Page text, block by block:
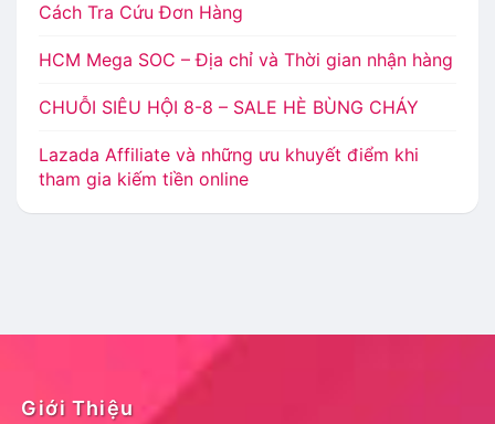
Cách Tra Cứu Đơn Hàng
HCM Mega SOC – Địa chỉ và Thời gian nhận hàng
CHUỖI SIÊU HỘI 8-8 – SALE HÈ BÙNG CHÁY
Lazada Affiliate và những ưu khuyết điểm khi
tham gia kiếm tiền online
Giới Thiệu